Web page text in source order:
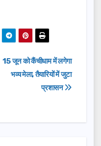
15 जून को कैंचीधाम में लगेगा
भव्य मेला, तैयारियों में जुटा
प्रशासन